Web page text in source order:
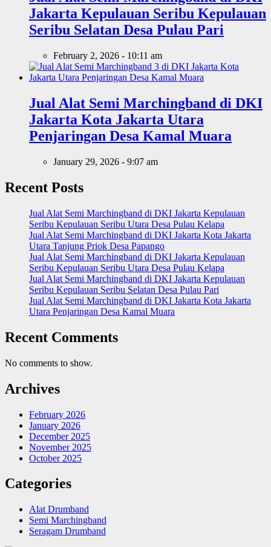
Jakarta Kepulauan Seribu Kepulauan
Seribu Selatan Desa Pulau Pari
February 2, 2026 - 10:11 am
Jual Alat Semi Marchingband di DKI
Jakarta Kota Jakarta Utara
Penjaringan Desa Kamal Muara
January 29, 2026 - 9:07 am
Recent Posts
Jual Alat Semi Marchingband di DKI Jakarta Kepulauan
Seribu Kepulauan Seribu Utara Desa Pulau Kelapa
Jual Alat Semi Marchingband di DKI Jakarta Kota Jakarta
Utara Tanjung Priok Desa Papango
Jual Alat Semi Marchingband di DKI Jakarta Kepulauan
Seribu Kepulauan Seribu Utara Desa Pulau Kelapa
Jual Alat Semi Marchingband di DKI Jakarta Kepulauan
Seribu Kepulauan Seribu Selatan Desa Pulau Pari
Jual Alat Semi Marchingband di DKI Jakarta Kota Jakarta
Utara Penjaringan Desa Kamal Muara
Recent Comments
No comments to show.
Archives
February 2026
January 2026
December 2025
November 2025
October 2025
Categories
Alat Drumband
Semi Marchingband
Seragam Drumband